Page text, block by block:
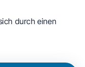
durch einen